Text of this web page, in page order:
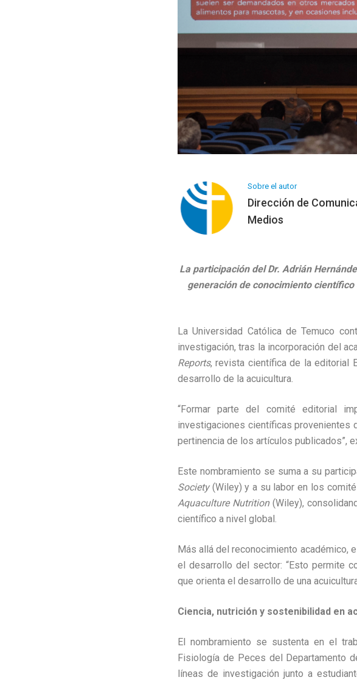
Sobre el autor
Dirección de
Medios
La participación del Dr. Adrián
generación de conocimiento
La Universidad Católica de Temuco
investigación, tras la incorporación del
Reports, revista científica de la editorial
desarrollo de la acuicultura.
“Formar parte del comité editorial
investigaciones científicas provenientes
pertinencia de los artículos publicados”,
Este nombramiento se suma a su
Society(Wiley) y a su labor en los
Aquaculture Nutrition(Wiley),
científico a nivel global.
Más allá del reconocimiento académico,
el desarrollo del sector: “Esto permite
que orienta el desarrollo de una
Ciencia, nutrición y sostenibilidad en
El nombramiento se sustenta en el
Fisiología de Peces del Departamento
líneas de investigación junto a